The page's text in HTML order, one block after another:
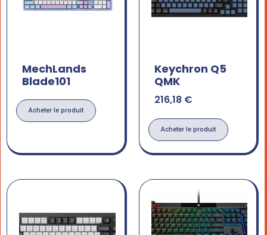
MechLands
Blade101
Acheter le produit
Keychron Q5
QMK
216,18 €
Acheter le produit